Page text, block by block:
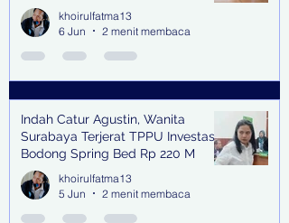
khoirulfatma13
6 Jun
2 menit membaca
Indah Catur Agustin, Wanita
Surabaya Terjerat TPPU Investasi
Bodong Spring Bed Rp 220 M
khoirulfatma13
5 Jun
2 menit membaca